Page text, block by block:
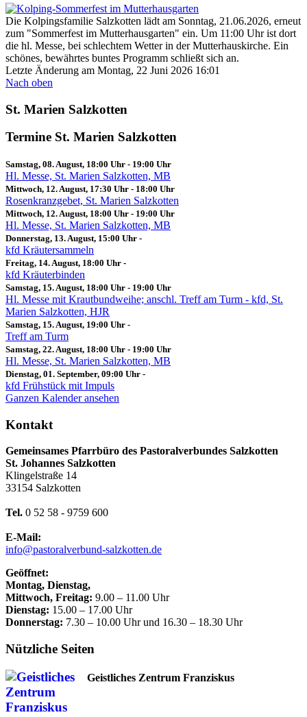
Die Kolpingsfamilie Salzkotten lädt am Sonntag, 21.06.2026, erneut
zum "Sommerfest im Mutterhausgarten" ein. Um 11:00 Uhr ist dort
die hl. Messe, bei schlechtem Wetter in der Mutterhauskirche. Ein
schönes, bewährtes buntes Programm schließt sich an.
Letzte Änderung am Montag, 22 Juni 2026 16:01
Nach oben
St. Marien Salzkotten
Termine St. Marien Salzkotten
Samstag, 08. August, 18:00 Uhr - 19:00 Uhr
Hl. Messe, St. Marien Salzkotten, MB
Mittwoch, 12. August, 17:30 Uhr - 18:00 Uhr
Rosenkranzgebet, St. Marien Salzkotten
Mittwoch, 12. August, 18:00 Uhr - 19:00 Uhr
Hl. Messe, St. Marien Salzkotten, MB
Donnerstag, 13. August, 15:00 Uhr -
kfd Kräutersammeln
Freitag, 14. August, 18:00 Uhr -
kfd Kräuterbinden
Samstag, 15. August, 18:00 Uhr - 19:00 Uhr
Hl. Messe mit Krautbundweihe; anschl. Treff am Turm - kfd, St.
Marien Salzkotten, HJR
Samstag, 15. August, 19:00 Uhr -
Treff am Turm
Samstag, 22. August, 18:00 Uhr - 19:00 Uhr
Hl. Messe, St. Marien Salzkotten, MB
Dienstag, 01. September, 09:00 Uhr -
kfd Frühstück mit Impuls
Ganzen Kalender ansehen
Kontakt
Gemeinsames Pfarrbüro des Pastoralverbundes Salzkotten
St. Johannes Salzkotten
Klingelstraße 14
33154 Salzkotten
Tel. 0 52 58 - 9759 600
E-Mail:
info@pastoralverbund-salzkotten.de
Geöffnet:
Montag, Dienstag,
Mittwoch, Freitag: 9.00 – 11.00 Uhr
Dienstag: 15.00 – 17.00 Uhr
Donnerstag: 7.30 – 10.00 Uhr und 16.30 – 18.30 Uhr
Nützliche Seiten
Geistliches Zentrum Franziskus